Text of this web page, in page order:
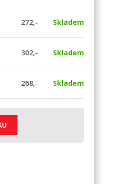
272,- Skladem
302,- Skladem
268,- Skladem